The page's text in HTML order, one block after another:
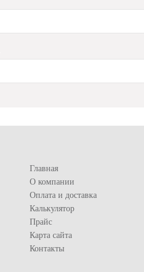
Главная
О компании
Оплата и доставка
Калькулятор
Прайс
Карта сайта
Контакты